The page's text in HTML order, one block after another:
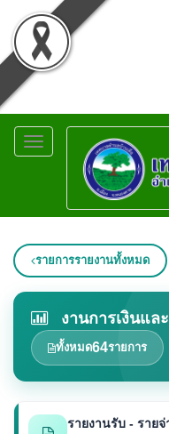
Toggle
navigation
รายการรายงานทั้งหมด
งานการเงินแล
ทั้งหมด64รายการ
รายงานรับ - ราย